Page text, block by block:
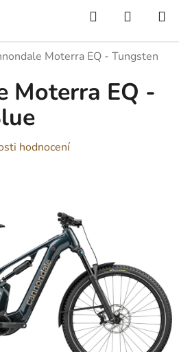
Hledat
KOŠÍK
Moterra EQ - Tungsten
Moterra EQ -
hodnocení